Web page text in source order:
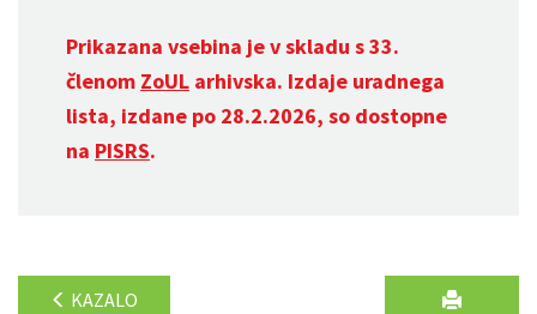
Prikazana vsebina je v skladu s 33.
členom ZoUL arhivska. Izdaje uradnega
lista, izdane po 28.2.2026, so dostopne
na PISRS.
KAZALO